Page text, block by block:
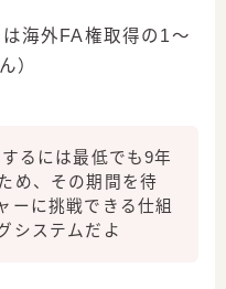
海外FA権取得の1～
）
るには最低でも9年
め、その期間を待
ーに挑戦できる仕組
システムだよ